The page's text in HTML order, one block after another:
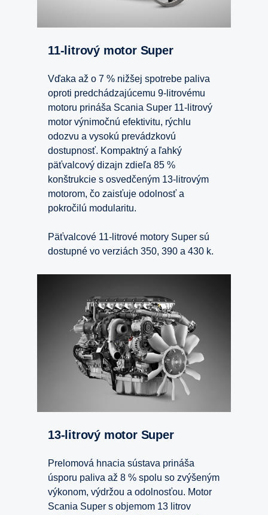
11-litrový motor Super
Vďaka až o 7 % nižšej spotrebe paliva
oproti predchádzajúcemu 9-litrovému
motoru prináša Scania Super 11-litrový
motor výnimočnú efektivitu, rýchlu
odozvu a vysokú prevádzkovú
dostupnosť. Kompaktný a ľahký
päťvalcový dizajn zdieľa 85 %
konštrukcie s osvedčeným 13-litrovým
motorom, čo zaisťuje odolnosť a
pokročilú modularitu.
Päťvalcové 11-litrové motory Super sú
dostupné vo verziách 350, 390 a 430 k.
13-litrový motor Super
Prelomová hnacia sústava prináša
úsporu paliva až 8 % spolu so zvýšeným
výkonom, výdržou a odolnosťou. Motor
Scania Super s objemom 13 litrov